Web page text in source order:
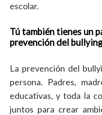
escolar.
Tú también tienes un
prevención del
La prevención del
persona. Padres,
educativas, y toda la
juntos para crear